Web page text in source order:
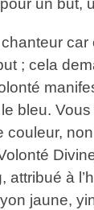
un but,
car
; cela
bleu.
couleur,
attribué à
jaune,